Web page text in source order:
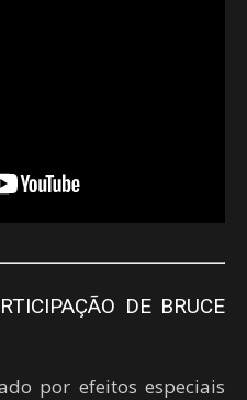
DE BRUCE
por efeitos especiais